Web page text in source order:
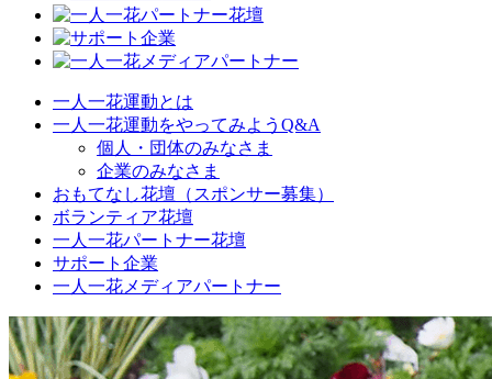
一人一花運動とは
一人一花運動をやってみようQ&A
個人・団体のみなさま
企業のみなさま
おもてなし花壇（スポンサー募集）
ボランティア花壇
一人一花パートナー花壇
サポート企業
一人一花メディアパートナー